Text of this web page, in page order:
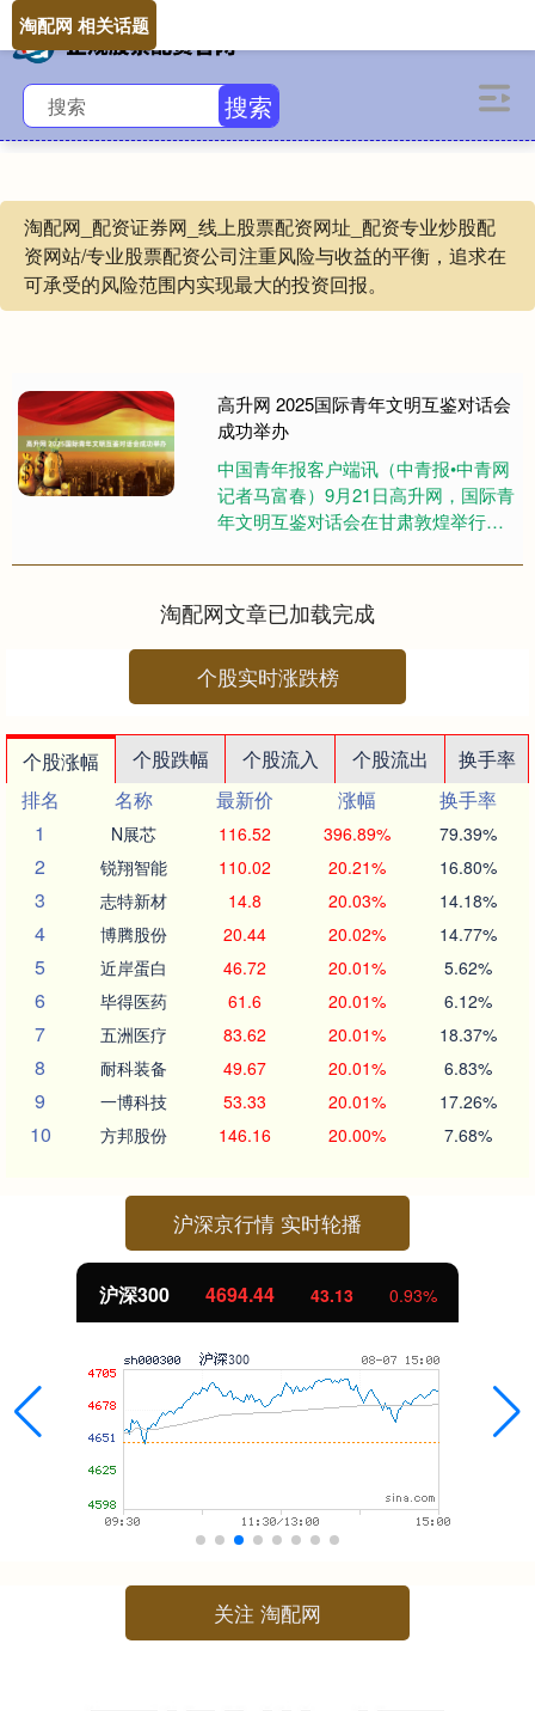
搜索
淘配网_配资证券网_线上股票配资网址_配资专业炒股配
资网站/专业股票配资公司注重风险与收益的平衡，追求在
可承受的风险范围内实现最大的投资回报。
淘配网 相关话题
高升网 2025国际青年文明互鉴对话会
成功举办
中国青年报客户端讯（中青报•中青网
记者马富春）9月21日高升网，国际青
年文明互鉴对话会在甘肃敦煌举行。
办，甘肃省青年联合会承办。来....
淘配网文章已加载完成
个股实时涨跌榜
个股涨幅 个股跌幅 个股流入 个股流出
换手率
排名
名称 最新价 涨幅
换手率
1
N展芯 116.52 396.89% 79.39%
2 锐翔智能 110.02 20.21% 16.80%
3 志特新材 14.8 20.03% 14.18%
4 博腾股份 20.44 20.02% 14.77%
5 近岸蛋白 46.72 20.01% 5.62%
6 毕得医药 61.6 20.01% 6.12%
7 五洲医疗 83.62 20.01% 18.37%
8 耐科装备 49.67 20.01% 6.83%
9 一博科技 53.33 20.01% 17.26%
10 方邦股份 146.16 20.00% 7.68%
沪深京行情 实时轮播
沪深300 4694.44 43.13 0.93%
关注 淘配网